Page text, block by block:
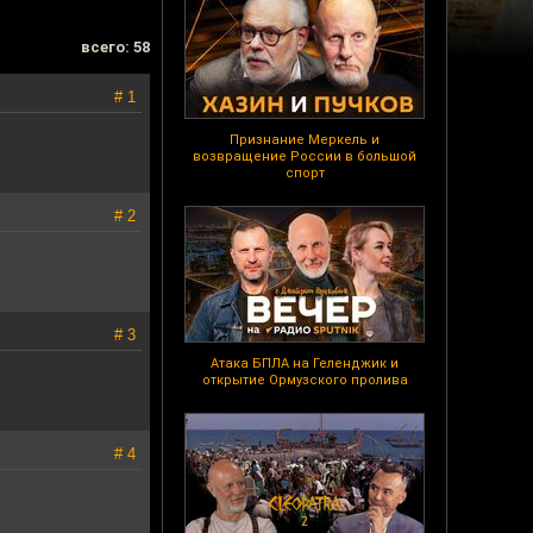
Признание Меркель и
возвращение России в большой
спорт
Атака БПЛА на Геленджик и
открытие Ормузского пролива
всего: 58
# 1
# 2
# 3
# 4